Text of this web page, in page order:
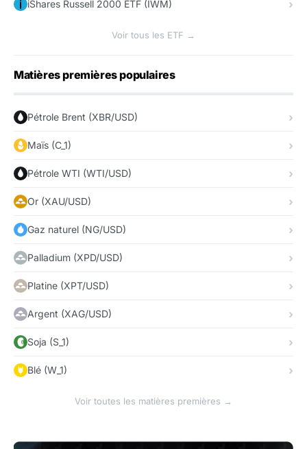
iShares Russell 2000 ETF (IWM)
Voir tous les ETF →
Matières premières populaires
Pétrole Brent (XBR/USD)
Maïs (C_1)
Pétrole WTI (WTI/USD)
Or (XAU/USD)
Gaz naturel (NG/USD)
Palladium (XPD/USD)
Platine (XPT/USD)
Argent (XAG/USD)
Soja (S_1)
Blé (W_1)
Voir toutes les matières premières →